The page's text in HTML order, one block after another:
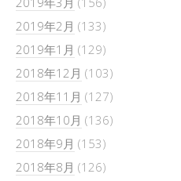
2019年2月 (133)
2019年1月 (129)
2018年12月 (103)
2018年11月 (127)
2018年10月 (136)
2018年9月 (153)
2018年8月 (126)